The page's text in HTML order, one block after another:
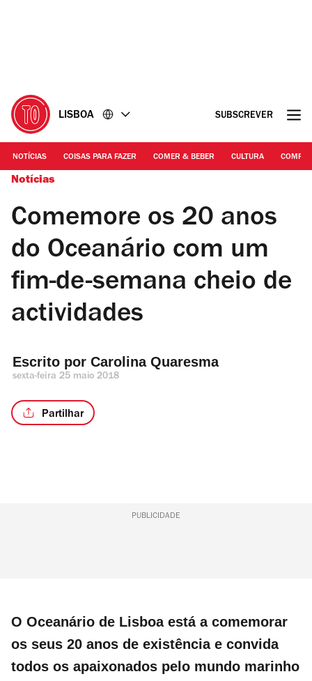
LISBOA SUBSCREVER
NOTÍCIAS COISAS PARA FAZER COMER & BEBER CULTURA
Notícias
Comemore os 20 anos
do Oceanário com um
fim-de-semana cheio de
actividades
Escrito por Carolina Quaresma
sexta-feira 25 maio 2018
Partilhar
PUBLICIDADE
O Oceanário de Lisboa está a comemorar
os seus 20 anos de existência e convida
todos os apaixonados pelo mundo marinho